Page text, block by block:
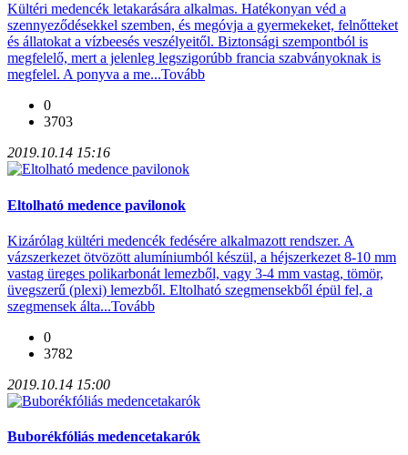
Kültéri medencék letakarására alkalmas. Hatékonyan véd a
szennyeződésekkel szemben, és megóvja a gyermekeket, felnőtteket
és állatokat a vízbeesés veszélyeitől. Biztonsági szempontból is
megfelelő, mert a jelenleg legszigorúbb francia szabványoknak is
megfelel. A ponyva a me...Tovább
0
3703
2019.10.14 15:16
Eltolható medence pavilonok
Kizárólag kültéri medencék fedésére alkalmazott rendszer. A
vázszerkezet ötvözött alumíniumból készül, a héjszerkezet 8-10 mm
vastag üreges polikarbonát lemezből, vagy 3-4 mm vastag, tömör,
üvegszerű (plexi) lemezből. Eltolható szegmensekből épül fel, a
szegmensek álta...Tovább
0
3782
2019.10.14 15:00
Buborékfóliás medencetakarók